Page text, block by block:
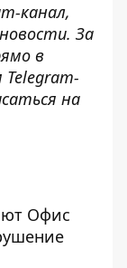
канал,
За
в
на
Офис